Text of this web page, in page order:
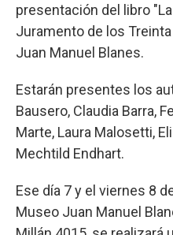
presentación del libro
Juramento de los
Juan Manuel Blanes.
Estarán presentes los
Bausero, Claudia Barra,
Marte, Laura Malosetti,
Mechtild Endhart.
Ese día 7 y el viernes 8
Museo Juan Manuel